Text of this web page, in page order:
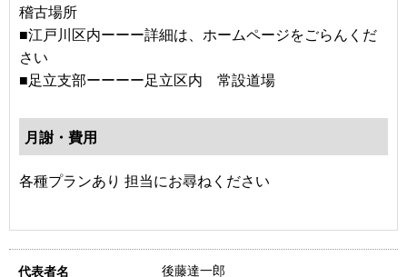
稽古場所
■江戸川区内ーーー詳細は、ホームページをごらんくだ
さい
■足立支部ーーーー足立区内 常設道場
月謝・費用
各種プランあり 担当にお尋ねください
代表者名 後藤達一郎